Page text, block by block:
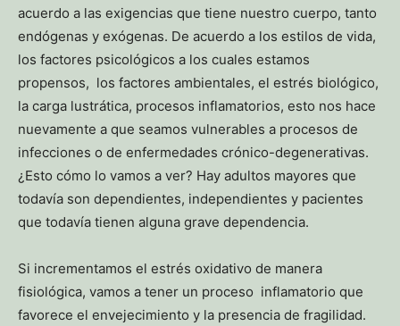
acuerdo a las exigencias que tiene nuestro cuerpo, tanto
endógenas y exógenas. De acuerdo a los estilos de vida,
los factores psicológicos a los cuales estamos
propensos, los factores ambientales, el estrés biológico,
la carga lustrática, procesos inflamatorios, esto nos hace
nuevamente a que seamos vulnerables a procesos de
infecciones o de enfermedades crónico-degenerativas.
¿Esto cómo lo vamos a ver? Hay adultos mayores que
todavía son dependientes, independientes y pacientes
que todavía tienen alguna grave dependencia.
Si incrementamos el estrés oxidativo de manera
fisiológica, vamos a tener un proceso inflamatorio que
favorece el envejecimiento y la presencia de fragilidad.